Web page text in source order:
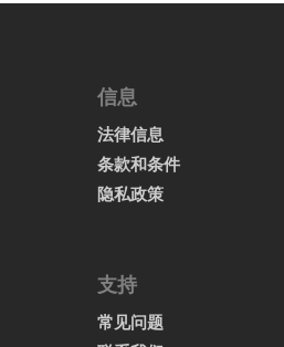
信息
法律信息
条款和条件
隐私政策
支持
常见问题